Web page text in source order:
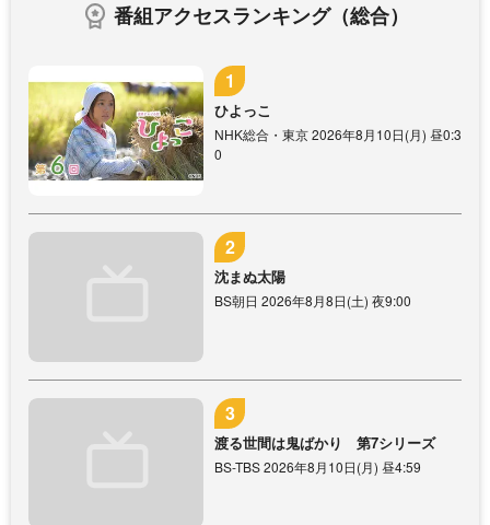
番組アクセスランキング（総合）
ひよっこ
NHK総合・東京 2026年8月10日(月) 昼0:3
0
沈まぬ太陽
BS朝日 2026年8月8日(土) 夜9:00
渡る世間は鬼ばかり 第7シリーズ
BS-TBS 2026年8月10日(月) 昼4:59